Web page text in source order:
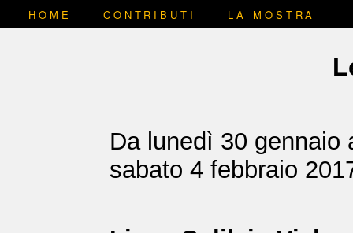
HOME CONTRIBUTI LA MOSTRA
Da lunedì 30 gennaio
sabato 4 febbraio